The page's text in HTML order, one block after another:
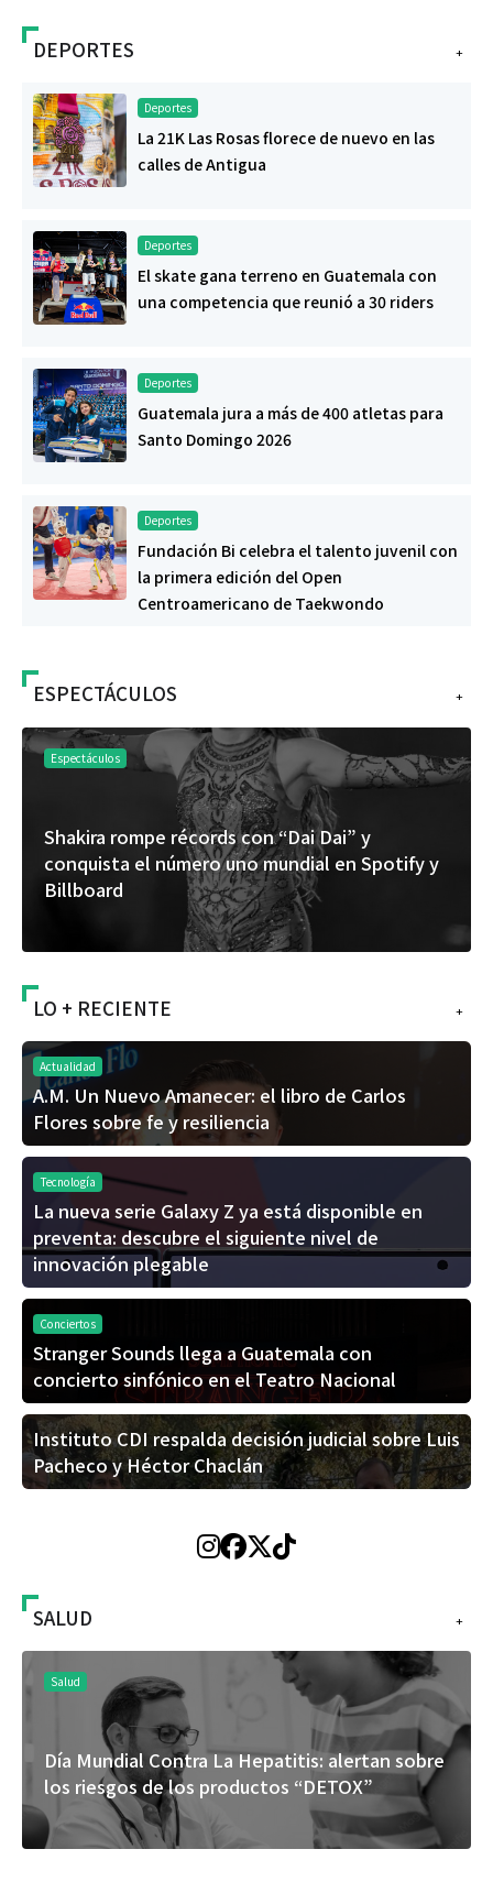
+
DEPORTES
Deportes
La 21K Las Rosas florece de nuevo en las
calles de Antigua
Deportes
El skate gana terreno en Guatemala con
una competencia que reunió a 30 riders
Deportes
Guatemala jura a más de 400 atletas para
Santo Domingo 2026
Deportes
Fundación Bi celebra el talento juvenil con
la primera edición del Open
Centroamericano de Taekwondo
+
ESPECTÁCULOS
Espectáculos
Shakira rompe récords con “Dai Dai” y
conquista el número uno mundial en Spotify y
Billboard
+
LO + RECIENTE
Actualidad
A.M. Un Nuevo Amanecer: el libro de Carlos
Flores sobre fe y resiliencia
Tecnología
La nueva serie Galaxy Z ya está disponible en
preventa: descubre el siguiente nivel de
innovación plegable
Conciertos
Stranger Sounds llega a Guatemala con
concierto sinfónico en el Teatro Nacional
Instituto CDI respalda decisión judicial sobre Luis
Pacheco y Héctor Chaclán
+
SALUD
Salud
Día Mundial Contra La Hepatitis: alertan sobre
los riesgos de los productos “DETOX”